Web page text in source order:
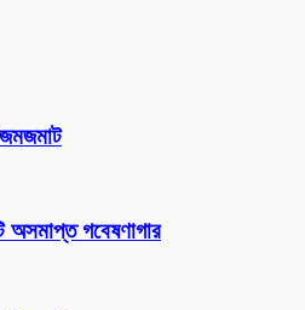
জমজমাট
অসমাপ্ত গবেষণাগার